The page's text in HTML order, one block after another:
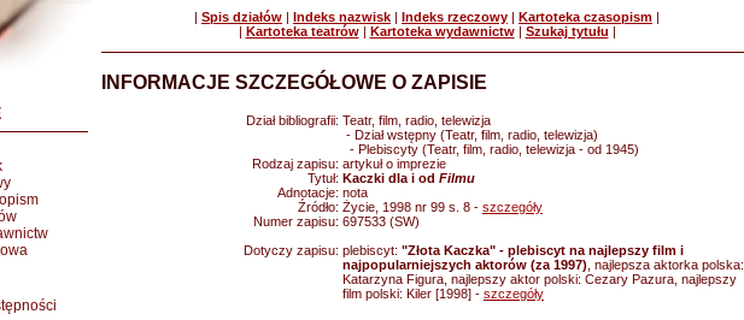
| Spis działów | Indeks nazwisk | Indeks rzeczowy | Kartoteka czasopism |
| Kartoteka teatrów| Kartoteka wydawnictw| Szukaj tytułu |
INFORMACJE SZCZEGÓŁOWE O ZAPISIE
Dział bibliografii: Teatr, film, radio, telewizja
- Dział wstępny (Teatr, film, radio, telewizja)
- Plebiscyty (Teatr, film, radio, telewizja - od 1945)
Rodzaj zapisu: artykuł o imprezie
Tytuł: Kaczki dla i od Filmu
Adnotacje: nota
Źródło: Życie, 1998 nr 99 s. 8 - szczegóły
Numer zapisu: 697533 (SW)
Dotyczy zapisu: plebiscyt: "Złota Kaczka" - plebiscyt na najlepszy film i
najpopularniejszych aktorów (za 1997) , najlepsza aktorka polska:
Katarzyna Figura, najlepszy aktor polski: Cezary Pazura, najlepszy
film polski: Kiler [1998] - szczegóły